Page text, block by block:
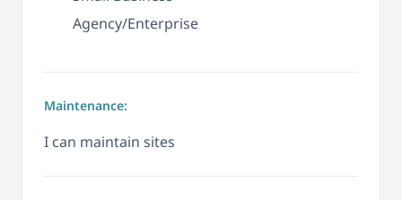
Agency/Enterprise
Maintenance:
I can maintain sites